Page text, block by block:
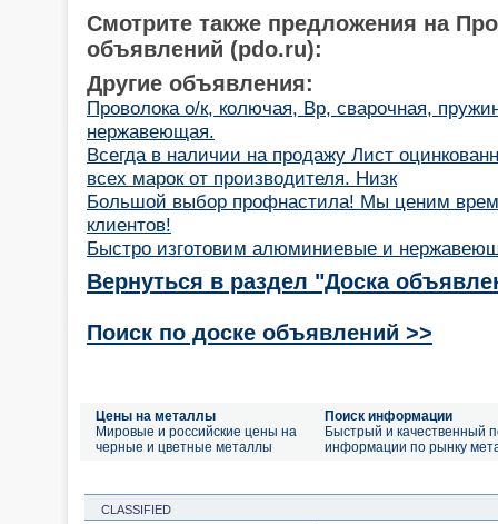
Смотрите также предложения на
объявлений (pdo.ru):
Другие объявления:
Проволока о/к, колючая, Вр, сварочная,
нержавеющая.
Всегда в наличии на продажу Лист
всех марок от производителя. Низк
Большой выбор профнастила! Мы ценим
клиентов!
Быстро изготовим алюминиевые и
Вернуться в раздел "Доска
Поиск по доске объявлений >>
Цены на металлы
Мировые и российские цены на
черные и цветные металлы
Поиск информации
Быстрый и качественный
информации по рынку
CLASSIFIED